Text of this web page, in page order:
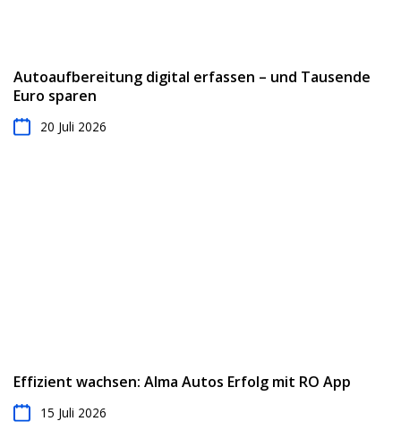
Autoaufbereitung digital erfassen – und Tausende
Euro sparen
20 Juli 2026
Effizient wachsen: Alma Autos Erfolg mit RO App
15 Juli 2026